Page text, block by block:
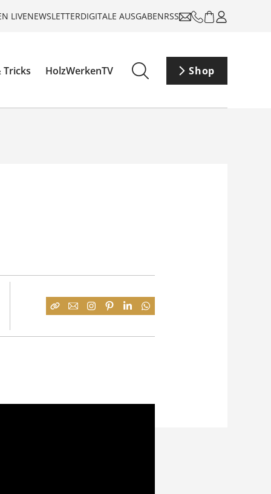
LIVENEWSLETTERDIGITALE AUSGABENRSS
Tricks HolzWerkenTV Shop